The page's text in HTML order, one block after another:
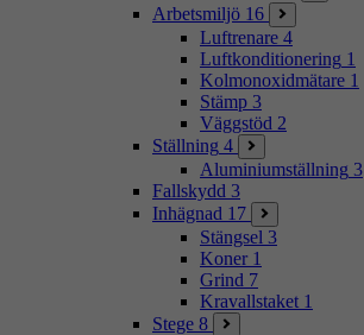
Arbetsmiljö 16
Luftrenare 4
Luftkonditionering 1
Kolmonoxidmätare 1
Stämp 3
Väggstöd 2
Ställning 4
Aluminiumställning 3
Fallskydd 3
Inhägnad 17
Stängsel 3
Koner 1
Grind 7
Kravallstaket 1
Stege 8